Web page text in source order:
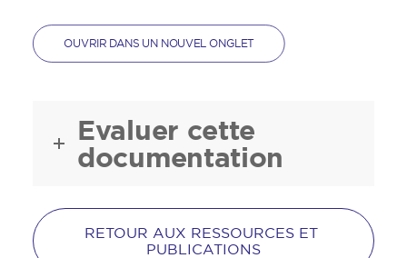
OUVRIR DANS UN NOUVEL ONGLET
Evaluer cette
documentation
RETOUR AUX RESSOURCES ET
PUBLICATIONS